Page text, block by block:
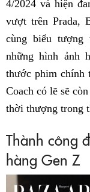
4/2024 và hiện
vượt trên Prada,
cùng biểu tượng
những hình ảnh
thước phim chính
Coach có lẽ sẽ
thời thượng trong
Thành công
hàng Gen Z